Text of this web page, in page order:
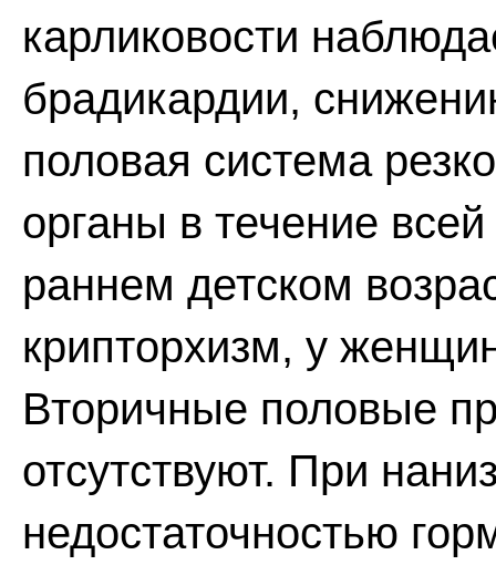
карликовости
брадикардии,
половая система
органы в течение
раннем детском
крипторхизм, у
Вторичные половые
отсутствуют. При
недостаточностью